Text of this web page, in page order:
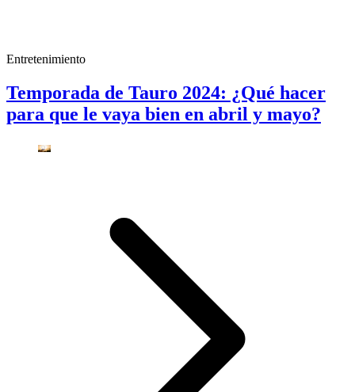
Entretenimiento
Temporada de Tauro 2024: ¿Qué hacer
para que le vaya bien en abril y mayo?